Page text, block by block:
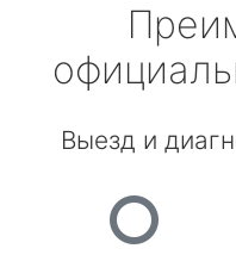
Выезд и